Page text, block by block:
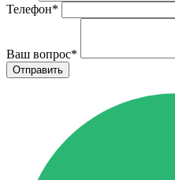
Телефон*
Ваш вопрос*